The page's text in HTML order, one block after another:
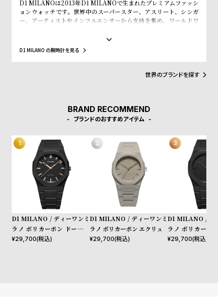
l
e
D1 MILANOは2013年D1 MILANOで生まれたプレミアムファッシ
ョンウォッチです。世界中のスーパースター、アスリート、シンガ
ー、アーティストやインフルエンサーから支持を集め、ワールドワ
970年代のイタリアンなクリアラインと美的感覚にインスパイアさ
れたデザインは、流行を追いかける全ての人々にとってのマストア
イテムとなることでしょう。Forbesによって、ファッションを再定
義する若いイタリアンブランドのトップ10にノミネートされまし
た。その中にはGQやVogue、Elle、Esquireなどファッション業界
D1 MILANO の腕時計を見る
世界のブランドを探す
BRAND RECOMMEND
ブランドのおすすめアイテム
D1 MILANO / ディーワンミ
ラノ ポリカーボン ドーンラ
イト
¥29,700(税込)
D1 MILANO / ディーワンミ
ラノ ポリカーボン エクリュ
¥29,700(税込)
D1 MILANO / デ
ラノ ポリカーボ
プロジェクトシャ
¥29,700(税込)